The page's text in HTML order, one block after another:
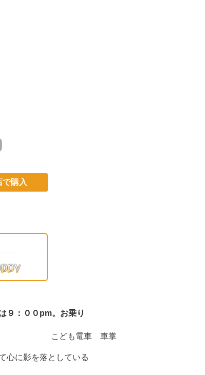
で購入
９：００pm。お乗り
こども電車 車掌
心に影を落としている